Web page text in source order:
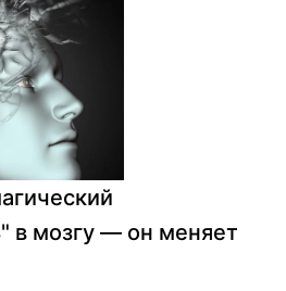
в мозгу — он меняет